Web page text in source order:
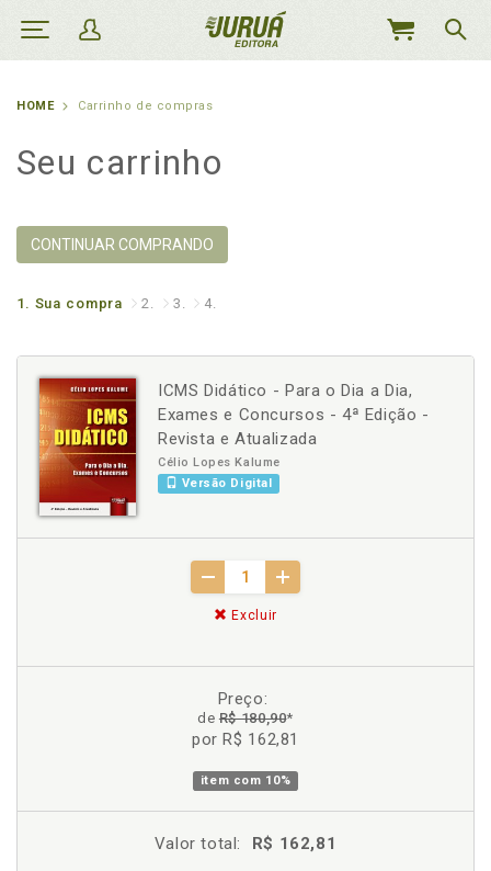
MEU
HOME Carrinho de compras
Seu carrinho
CONTINUAR COMPRANDO
1. Sua compra 2. 3. 4.
ICMS Didático - Para o Dia a Dia,
Exames e Concursos - 4ª Edição -
Revista e Atualizada
Célio Lopes Kalume
Versão Digital
Excluir
Preço:
deR$ 180,90*
por R$ 162,81
item com 10%
Valor total: R$ 162,81